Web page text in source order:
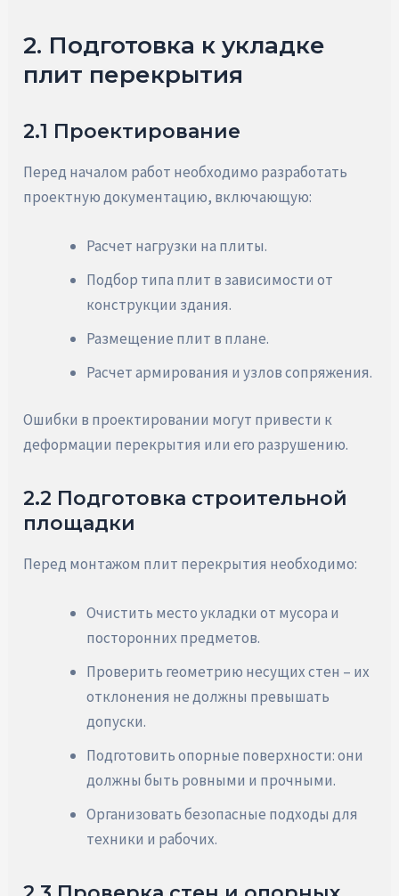
2. Подготовка к укладке
плит перекрытия
2.1 Проектирование
Перед началом работ необходимо разработать
проектную документацию, включающую:
Расчет нагрузки на плиты.
Подбор типа плит в зависимости от
конструкции здания.
Размещение плит в плане.
Расчет армирования и узлов сопряжения.
Ошибки в проектировании могут привести к
деформации перекрытия или его разрушению.
2.2 Подготовка строительной
площадки
Перед монтажом плит перекрытия необходимо:
Очистить место укладки от мусора и
посторонних предметов.
Проверить геометрию несущих стен – их
отклонения не должны превышать
допуски.
Подготовить опорные поверхности: они
должны быть ровными и прочными.
Организовать безопасные подходы для
техники и рабочих.